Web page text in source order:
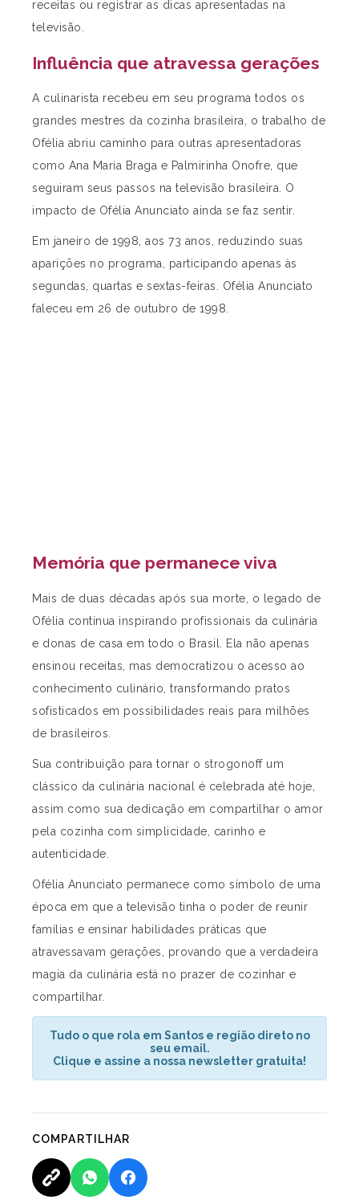
receitas ou registrar as dicas apresentadas na
televisão.
Influência que atravessa gerações
A culinarista recebeu em seu programa todos os
grandes mestres da cozinha brasileira, o trabalho de
Ofélia abriu caminho para outras apresentadoras
como Ana Maria Braga e Palmirinha Onofre, que
seguiram seus passos na televisão brasileira. O
impacto de Ofélia Anunciato ainda se faz sentir.
Em janeiro de 1998, aos 73 anos, reduzindo suas
aparições no programa, participando apenas às
segundas, quartas e sextas-feiras. Ofélia Anunciato
faleceu em 26 de outubro de 1998.
Memória que permanece viva
Mais de duas décadas após sua morte, o legado de
Ofélia continua inspirando profissionais da culinária
e donas de casa em todo o Brasil. Ela não apenas
ensinou receitas, mas democratizou o acesso ao
conhecimento culinário, transformando pratos
sofisticados em possibilidades reais para milhões
de brasileiros.
Sua contribuição para tornar o strogonoff um
clássico da culinária nacional é celebrada até hoje,
assim como sua dedicação em compartilhar o amor
pela cozinha com simplicidade, carinho e
autenticidade.
Ofélia Anunciato permanece como símbolo de uma
época em que a televisão tinha o poder de reunir
famílias e ensinar habilidades práticas que
atravessavam gerações, provando que a verdadeira
magia da culinária está no prazer de cozinhar e
compartilhar.
Tudo o que rola em Santos e região direto no
seu email.
Clique e assine a nossa newsletter gratuita!
COMPARTILHAR